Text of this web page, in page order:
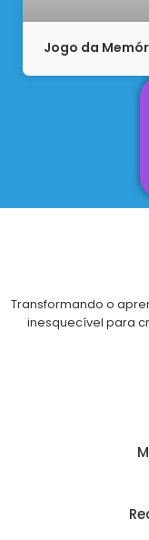
Jogo da
Transformando o
inesquecível para